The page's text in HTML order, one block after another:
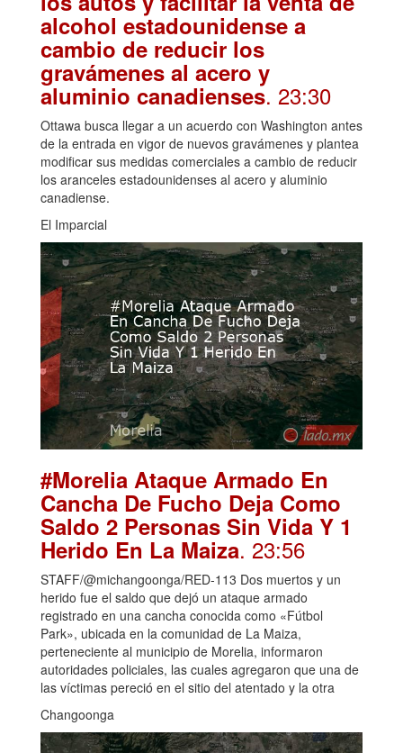
alcohol estadounidense a
cambio de reducir los
gravámenes al acero y
aluminio canadienses. 23:30
Ottawa busca llegar a un acuerdo con Washington antes
de la entrada en vigor de nuevos gravámenes y plantea
modificar sus medidas comerciales a cambio de reducir
los aranceles estadounidenses al acero y aluminio
canadiense.
El Imparcial
#Morelia Ataque Armado En
Cancha De Fucho Deja Como
Saldo 2 Personas Sin Vida Y 1
Herido En La Maiza. 23:56
STAFF/@michangoonga/RED-113 Dos muertos y un
herido fue el saldo que dejó un ataque armado
registrado en una cancha conocida como «Fútbol
Park», ubicada en la comunidad de La Maiza,
perteneciente al municipio de Morelia, informaron
autoridades policiales, las cuales agregaron que una de
las víctimas pereció en el sitio del atentado y la otra
Changoonga